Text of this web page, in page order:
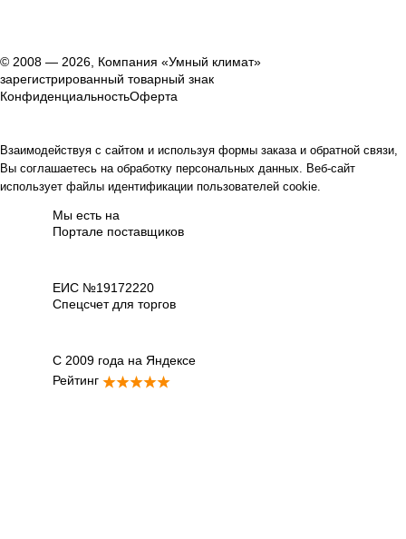
© 2008 — 2026, Компания «Умный климат»
зарегистрированный товарный знак
КонфиденциальностьОферта
Взаимодействуя с сайтом и используя формы заказа и обратной связи,
Вы соглашаетесь на обработку персональных данных. Веб-сайт
использует файлы идентификации пользователей cookie.
Мы есть на
Портале поставщиков
ЕИС №19172220
Спецсчет для торгов
С 2009 года на Яндексе
Рейтинг